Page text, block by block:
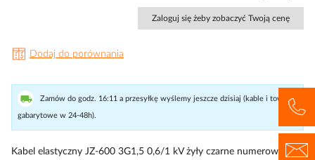
Zaloguj się żeby zobaczyć Twoją cenę
Dodaj do porównania
Zamów do godz. 16:11 a przesyłkę wyślemy jeszcze dzisiaj (kable i towary
gabarytowe w 24-48h).
Kabel elastyczny JZ-600 3G1,5 0,6/1 kV żyły czarne numerowane